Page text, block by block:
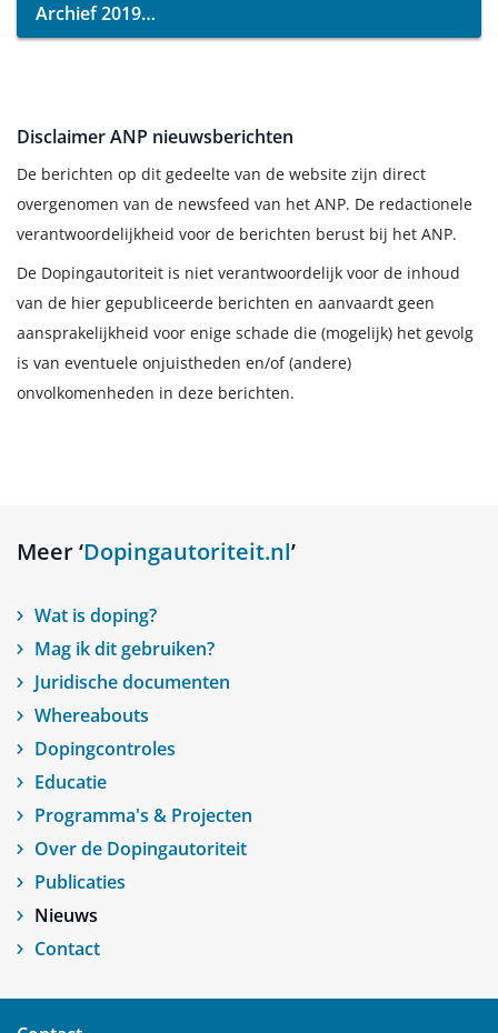
Archief 2019
Disclaimer ANP nieuwsberichten
De berichten op dit gedeelte van de website zijn direct
overgenomen van de newsfeed van het ANP. De redactionele
verantwoordelijkheid voor de berichten berust bij het ANP.
De Dopingautoriteit is niet verantwoordelijk voor de inhoud
van de hier gepubliceerde berichten en aanvaardt geen
aansprakelijkheid voor enige schade die (mogelijk) het gevolg
is van eventuele onjuistheden en/of (andere)
onvolkomenheden in deze berichten.
Meer ‘Dopingautoriteit.nl’
Wat is doping?
Mag ik dit gebruiken?
Juridische documenten
Whereabouts
Dopingcontroles
Educatie
Programma's & Projecten
Over de Dopingautoriteit
Publicaties
Nieuws
Contact